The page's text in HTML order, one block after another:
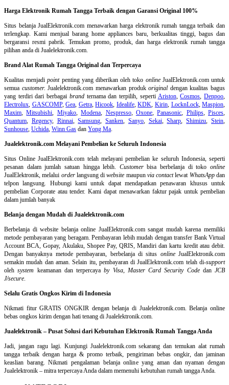
Harga Elektronik Rumah Tangga Terbaik dengan Garansi Original 100%
Situs belanjaJualElektronik.com menawarkan harga elektronik rumah tangga terbaik dan
terlengkap. Kami menjual barang home appliances baru, berkualitas tinggi, bagus dan
bergaransi resmi pabrik. Temukan promo, produk, dan harga elektronik rumah tangga
pilihan anda di Jualelektronik.com.
Brand Alat Rumah Tangga Original dan Terpercaya
Kualitas menjadipointpenting yang diberikan oleh toko onlineJualElektronik.com untuk
semua customer. Jualelektronik.com menawarkan produkoriginal dengan kualitas bagus
yang terdiri dari berbagai brandternama dan terpilih, seperti Ariston,Cosmos ,Denpoo
Electrolux GASCOMP,Gea Getra,Hicook Idealife,KDK Kirin, LocknLock,Maspion
Maxim ,Mitsubishi Miyako,Modena Nespresso, Oxone,Panasonic Philips, Pisces
Quantum
Regency, Rinnai,Samsung ,Sanken Sanyo, Sekai,Sharp ,Shimizu ,Stein
Sunhouse Uchida Winn Gas dan Yong Ma
Jualelektronik.com Melayani Pembelian ke Seluruh Indonesia
Situs Online JualElektronik.com telah melayani pembelian ke seluruh Indonesia, seperti
pesanan dalam jumlah satuan hingga lebih. Customerbisa berbelanja di tokoonline
JualElektronik, melalui orderlangsung diwebsite maupun via contactlewat WhatsAppdan
telpon langsung
Hubungi kami untuk dapat mendapatkan penawaran khusus untuk
pembelian Corporate atau tender. Kami dapat menawarkan faktur pajak untuk pembelian
dalam jumlah banyak
Belanja dengan Mudah di Jualelektronik.com
Berbelanja diwebsite belanja online JualElektronik.com sangat mudah karena memiliki
metode pembayaran yang beragam. Pembayaran lebih mudah dengan transfer Bank Virtual
Account BCA, Gopay, Akulaku, Shopee Pay, QRIS, Mandiri dan kartu kredit atau debit.
Dengan banyaknya metode pembayaran, berbelanja di situs onlineJualElektronik.com
semakin mudah dan aman. Selain itu, pembayaran di JualElektronik.com telah di-support
olehsystem keamanan dan terpercayaby Visa, Master Card Security Codedan JCB
J/secure
Selalu Gratis Ongkos Kirim di Indonesia
Nikmati fitur GRATIS ONGKIR dengan belanja di Jualelektronik.com. Belanja online
bebas ongkos kirim dengan hati tenang di Jualelektronik.com.
Jualelektronik – Pusat Solusi dari Kebutuhan Elektronik Rumah Tangga Anda
Jadi, jangan ragu lagi. Kunjungi Jualelektronik.com sekarang dan temukan alat rumah
tangga terbaik dengan harga & promo terbaik, pengiriman bebas ongkir, dan jaminan
keaslian barang. Nikmati pengalaman belanja online yang aman dan nyaman dengan
Jualelektronik – mitra terpercaya Anda dalam memenuhi kebutuhan rumah tangga Anda.